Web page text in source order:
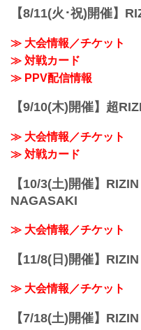
日
ご
【8/11(火･祝)開催】
≫ 大会情報／チケット
≫ 対戦カード
≫ PPV配信情報
【9/10(木)開催】超
≫ 大会情報／チケット
≫ 対戦カード
【10/3(土)開催】
NAGASAKI
≫ 大会情報／チケット
【11/8(日)開催】
≫ 大会情報／チケット
【7/18(土)開催】